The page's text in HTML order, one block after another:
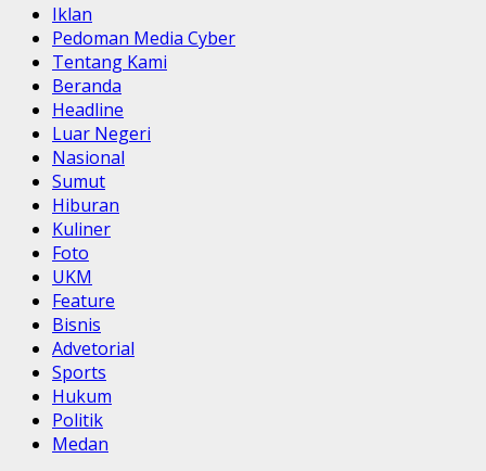
Iklan
Pedoman Media Cyber
Tentang Kami
Beranda
Headline
Luar Negeri
Nasional
Sumut
Hiburan
Kuliner
Foto
UKM
Feature
Bisnis
Advetorial
Sports
Hukum
Politik
Medan